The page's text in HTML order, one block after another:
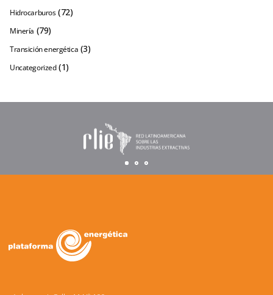
Hidrocarburos (72)
Minería (79)
Transición energética (3)
Uncategorized (1)